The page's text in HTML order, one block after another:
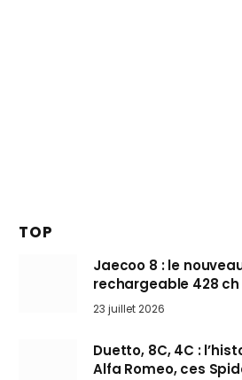
TOP
Jaecoo 8 : le
rechargeable 428 ch
arrive en Europe cet
23 juillet 2026
Duetto, 8C, 4C :
Alfa Romeo, ces